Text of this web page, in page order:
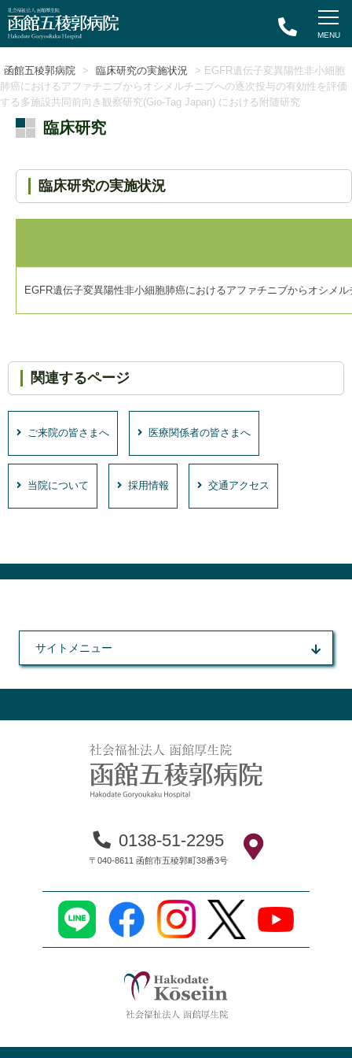
函館五稜郭病院 > 臨床研究の実施状況
> EGFR遺伝子変異陽性非小細胞
肺癌におけるアファチニブからオシメルチニブへの逐次投与の有効性を評価
する多施設共同前向き観察研究(Gio-Tag Japan) における附随研究
臨床研究
臨床研究の実施状況
EGFR遺伝子変異陽性非小細胞肺癌におけるアファチニブからオシメ
関連するページ
ご来院の皆さまへ 医療関係者の皆さまへ
当院について 採用情報 交通アクセス
サイトメニュー
0138-51-2295
〒040-8611 函館市五稜郭町38番3号